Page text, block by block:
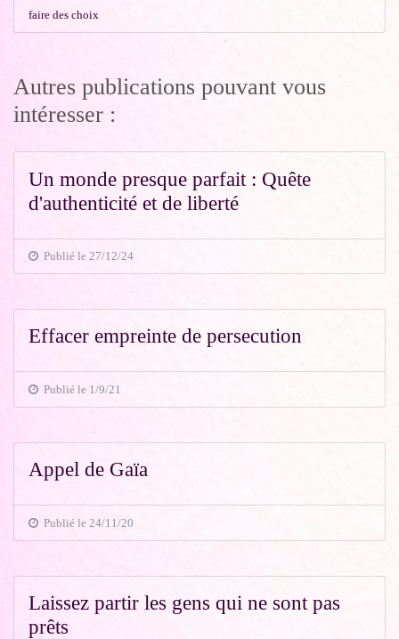
faire des choix
Autres publications pouvant vous
intéresser :
Un monde presque parfait : Quête
d'authenticité et de liberté
Publié le 27/12/24
Effacer empreinte de persecution
Publié le 1/9/21
Appel de Gaïa
Publié le 24/11/20
Laissez partir les gens qui ne sont pas
prêts